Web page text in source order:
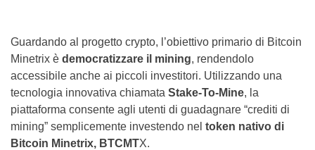
Guardando al progetto crypto, l’obiettivo primario di Bitcoin
Minetrix è democratizzare il mining, rendendolo
accessibile anche ai piccoli investitori. Utilizzando una
tecnologia innovativa chiamata Stake-To-Mine, la
piattaforma consente agli utenti di guadagnare “crediti di
mining” semplicemente investendo nel token nativo di
Bitcoin Minetrix, BTCMTX.